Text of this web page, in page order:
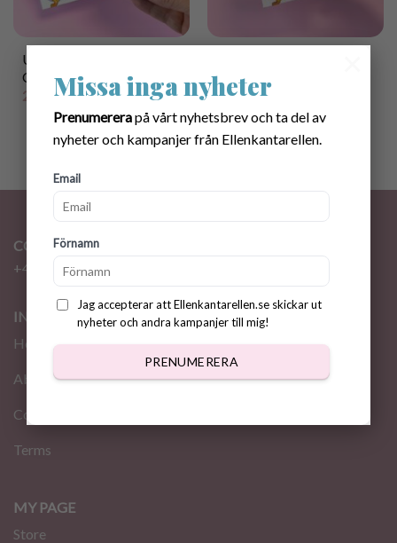
Missa inga nyheter
Prenumererapå vårt nyhetsbrev och ta del av
nyheter och kampanjer från Ellenkantarellen.
Email
Förnamn
Jag accepterar att Ellenkantarellen.se skickar ut
nyheter och andra kampanjer till mig!
PRENUMERERA
Utskriftbar ”DUCK
CANCER” Badkarsbox
25.00kr
GummiAnka + ”DUCK
CANCER” Badkarsbox
40.00kr
CONTACT
+46 72 310 46 48
INFORMATION
Home
About me
Contact
Terms
MY PAGE
Store